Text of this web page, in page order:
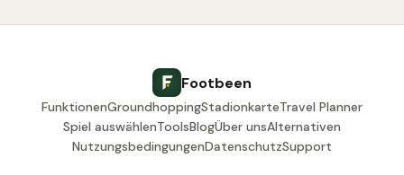
Footbeen
FunktionenGroundhoppingStadionkarteTravel Planner
Spiel auswählenToolsBlogÜber unsAlternativen
NutzungsbedingungenDatenschutzSupport